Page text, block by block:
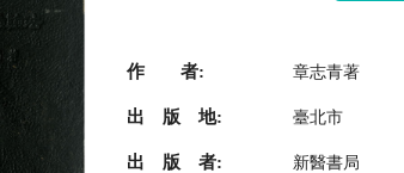
作 者: 章志青著
出 版 地: 臺北市
出 版 者: 新醫書局